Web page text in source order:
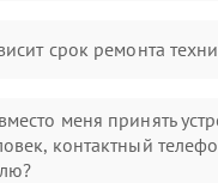
срок ремонта
меня принять
контактный